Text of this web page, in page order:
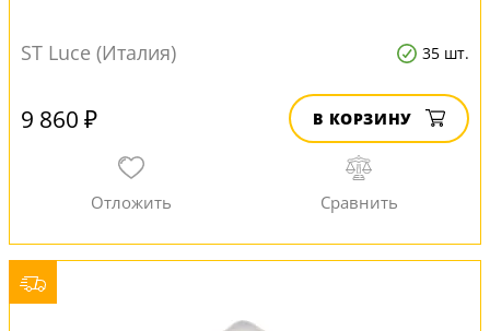
ST Luce (Италия) 35 шт.
9 860 ₽ В КОРЗИНУ